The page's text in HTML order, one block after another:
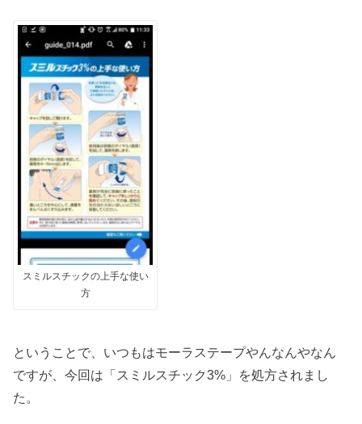
スミルスチックの上手な使い
方
ということで、いつもはモーラステープやんなんやなん
ですが、今回は「スミルスチック3%」を処方されまし
た。